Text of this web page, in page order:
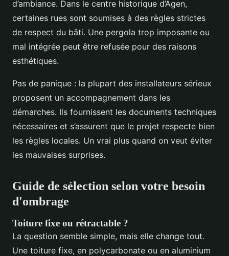
d’ambiance. Dans le centre historique d’Agen,
certaines rues sont soumises à des règles strictes
de respect du bâti. Une pergola trop imposante ou
mal intégrée peut être refusée pour des raisons
esthétiques.
Pas de panique : la plupart des installateurs sérieux
proposent un accompagnement dans les
démarches. Ils fournissent les documents techniques
nécessaires et s’assurent que le projet respecte bien
les règles locales. Un vrai plus quand on veut éviter
les mauvaises surprises.
Guide de sélection selon votre besoin
d'ombrage
Toiture fixe ou rétractable ?
La question semble simple, mais elle change tout.
Une toiture fixe, en polycarbonate ou en aluminium